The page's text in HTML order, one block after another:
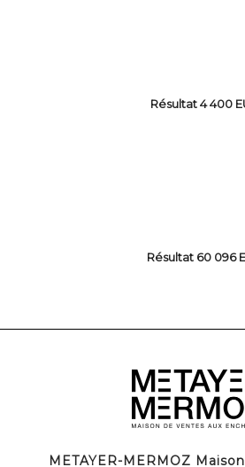
Résultat 4 400
Résultat 60 096
METAYER-MERMOZ